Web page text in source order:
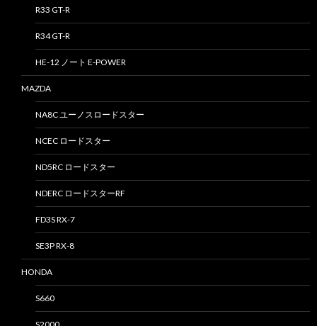
R33 GT-R
R34 GT-R
HE-12 ノート E-POWER
MAZDA
NA8C ユーノスロードスター
NCEC ロードスター
ND5RC ロードスター
NDERC ロードスターRF
FD3S RX-7
SE3P RX-8
HONDA
S660